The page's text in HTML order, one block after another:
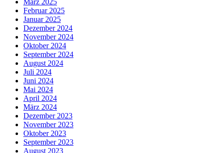
Februar 2025
Januar 2025
Dezember 2024
November 2024
Oktober 2024
September 2024
August 2024
Juli 2024
Juni 2024
Mai 2024
April 2024
März 2024
Dezember 2023
November 2023
Oktober 2023
September 2023
August 2023